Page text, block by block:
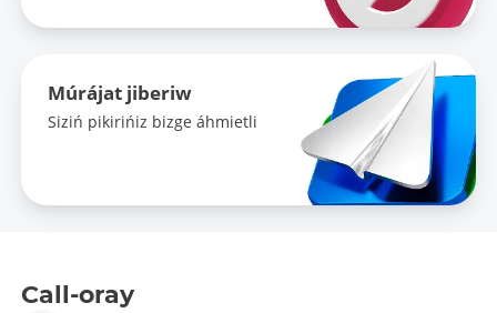
Múrájat jiberiw
Siziń pikirińiz bizge áhmietli
Call-oray